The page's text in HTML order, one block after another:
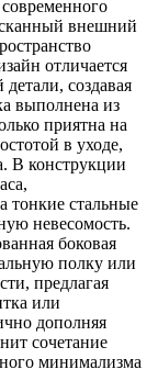
внешний
отличается
создавая
выполнена из
приятна на
в уходе,
В конструкции
тонкие стальные
невесомость.
боковая
полку или
предлагая
или
дополняя
сочетание
минимализма